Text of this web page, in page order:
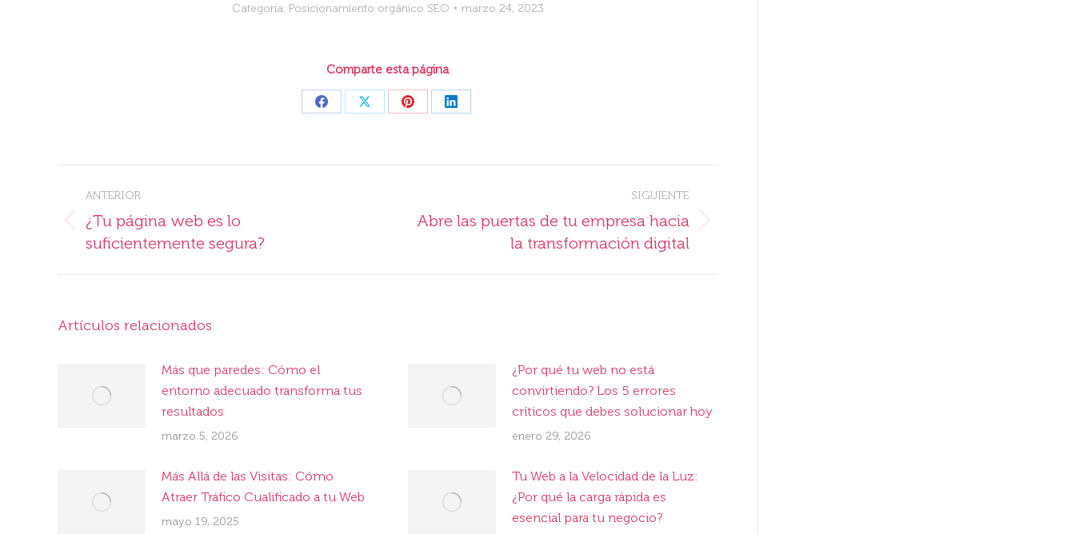
Categoría: Posicionamiento orgánico SEO marzo 24, 2023
Comparte esta página
Share
Share
Share
Share
Navegación
entre
publicaciones
ANTERIOR
Publicación
anterior:
¿Tu página web es lo
suficientemente segura?
SIGUIENTE
Publicación
Abre las puertas de tu empresa hacia
la transformación digital
Artículos relacionados
Más que paredes: Cómo el
entorno adecuado transforma tus
resultados
marzo 5, 2026
¿Por qué tu web no está
convirtiendo? Los 5 errores
críticos que debes solucionar hoy
enero 29, 2026
Más Allá de las Visitas: Cómo
Atraer Tráfico Cualificado a tu Web
mayo 19, 2025
Tu Web a la Velocidad de la Luz:
¿Por qué la carga rápida es
esencial para tu negocio?